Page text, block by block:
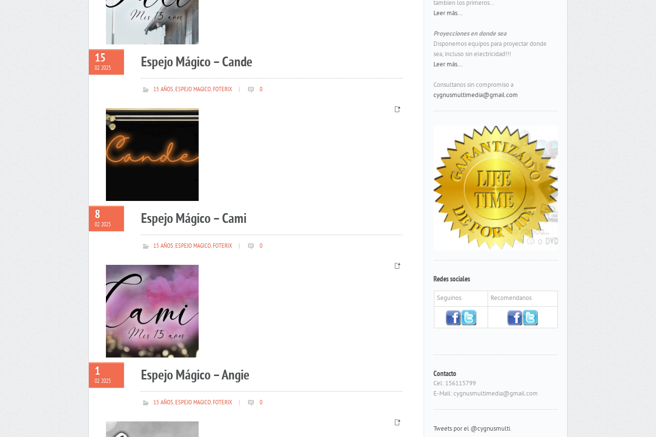
15
02 2025 Espejo Mágico – Cande
15 AÑOS,ESPEJO MAGICO,FOTERIX 0
8
02 2025 Espejo Mágico – Cami
15 AÑOS,ESPEJO MAGICO,FOTERIX 0
1
02 2025 Espejo Mágico – Angie
15 AÑOS,ESPEJO MAGICO,FOTERIX 0
tambien los primeros...
Leer más...
Proyecciones en donde sea
Disponemos equipos para proyectar donde
sea, incluso sin electricidad!!!
Leer más...
Consultanos sin compromiso a
cygnusmultimedia@gmail.com
Redes sociales
Seguinos Recomendanos
Contacto
Cel: 156115799
E-Mail: cygnusmultimedia@gmail.com
Tweets por el @cygnusmulti.